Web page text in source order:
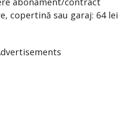
copertină sau garaj: 64 lei